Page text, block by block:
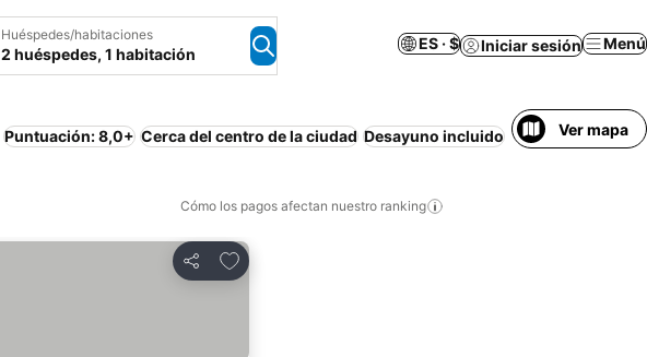
Huéspedes/habitaciones
2 huéspedes, 1 habitación
ES · $ Iniciar sesión Menú
Puntuación: 8,0+ Cerca del centro de la ciudad Desayuno incluido Estacionamiento
Ver mapa
Cómo los pagos afectan nuestro ranking
Compartir
Agregar a favoritos